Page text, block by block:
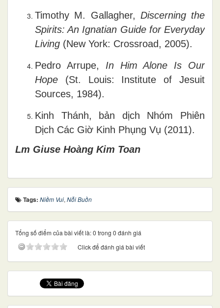
Timothy M. Gallagher, Discerning the
Spirits: An Ignatian Guide for Everyday
Living (New York: Crossroad, 2005).
Pedro Arrupe, In Him Alone Is Our
Hope (St. Louis: Institute of Jesuit
Sources, 1984).
Kinh Thánh, bản dịch Nhóm Phiên
Dịch Các Giờ Kinh Phụng Vụ (2011).
Lm Giuse Hoàng Kim Toan
Tags: Niềm Vui, Nỗi Buồn
Tổng số điểm của bài viết là: 0 trong 0 đánh giá
Click để đánh giá bài viết